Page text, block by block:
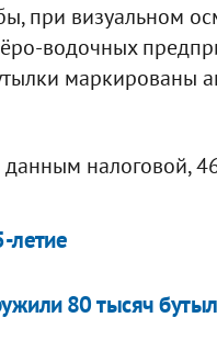
при визуальном
водочных
налоговой,
летие
80 тысяч